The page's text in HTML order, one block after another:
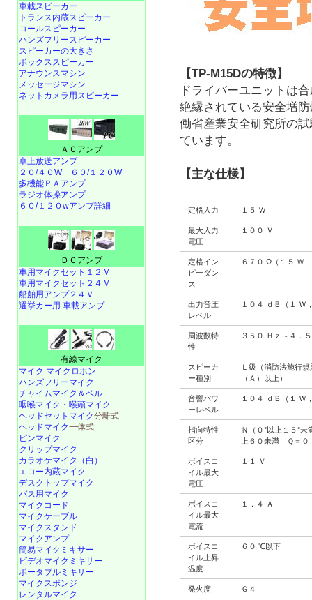
【TP-M15Dの特徴】
ドライバーユニットは
絶縁されている安全増
働省産業安全研究所の
ています。
【主な仕様】
定格入力 １５ Ｗ
最大入力
電圧
１００ Ｖ
定格イン
ピーダン
ス
６７０ Ω（１５ Ｗ
出力音圧
レベル
１０４ ｄＢ（１ Ｗ
周波数特
性
３５０ Ｈｚ～４．
スピーカ
ー種別
Ｌ級（消防法施行
（Ａ）以上）
音響パワ
ーレベル
１０４ ｄＢ（１ Ｗ
指向特性
区分
Ｎ（０°以上１５°
上６０未満 Ｑ＝０
ボイスコ
イル最大
電圧
１１ Ｖ
ボイスコ
イル最大
電流
１．４ Ａ
ボイスコ
イル上昇
温度
６０ ℃以下
発火度 Ｇ４
車載スピーカー
トランス内蔵スピーカー
コールスピーカー
ハンズフリースピーカー
スピーカーの大きさ
ボックススピーカー
アナウンスマシン
メッセージマシン
ネットカメラ用スピーカー
ＡＣアンプ
卓上放送アンプ
２０/４０W
６０/１２０W
多機能ＰＡアンプ
ラジオ体操アンプ
６０/１２０wアンプ詳細
ＤＣアンプ
車用マイクセット１２Ｖ
車用マイクセット２４Ｖ
船舶用アンプ２４Ｖ
選挙カー用 車載アンプ
有線マイク
マイク マイクロホン
ハンズフリーマイク
チャイムマイク＆ベル
咽喉マイク・喉頭マイク
ヘッドセットマイク分離式
ヘッドマイク一体式
ピンマイク
クリップマイク
カラオケマイク（白）
エコー内蔵マイク
デスクトップマイク
バス用マイク
マイクコード
マイクケーブル
マイクスタンド
マイクアンプ
簡易マイクミキサー
ビデオマイクミキサー
ポータブルミキサー
マイクスポンジ
レンタルマイク